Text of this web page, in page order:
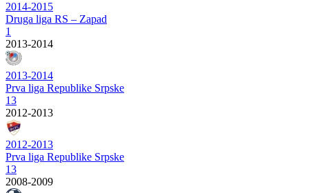
2014-2015
Druga liga RS – Zapad
1
2013-2014
2013-2014
Prva liga Republike Srpske
13
2012-2013
2012-2013
Prva liga Republike Srpske
13
2008-2009